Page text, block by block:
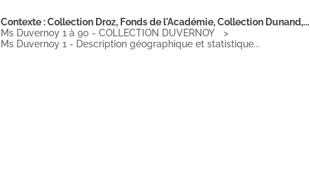
Contexte : Collection Droz, Fonds de l'Académie, Collection Dunand,...
Ms Duvernoy 1 à 90 - COLLECTION DUVERNOY
Ms Duvernoy 1 - Description géographique et statistique...